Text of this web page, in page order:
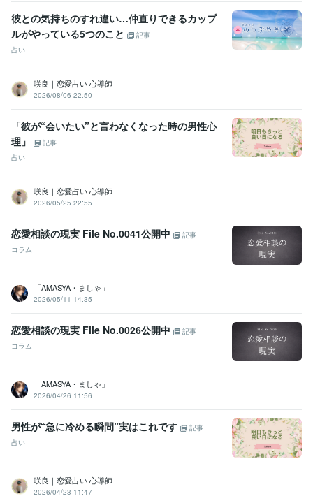
彼との気持ちのすれ違い…仲直りできるカップ
ルがやっている5つのこと
記事
占い
咲良｜恋愛占い 心導師
2026/08/06 22:50
「彼が“会いたい”と言わなくなった時の男性心
理」
記事
占い
咲良｜恋愛占い 心導師
2026/05/25 22:55
恋愛相談の現実 File No.0041公開中
記事
コラム
「AMASYA・ましゃ」
2026/05/11 14:35
恋愛相談の現実 File No.0026公開中
記事
コラム
「AMASYA・ましゃ」
2026/04/26 11:56
男性が“急に冷める瞬間”実はこれです
記事
占い
咲良｜恋愛占い 心導師
2026/04/23 11:47